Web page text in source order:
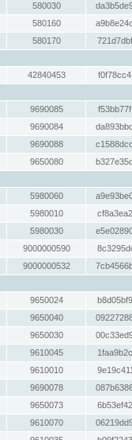
580030
580160
580170
42840453
9690085
9690084
9690088
9650080
5980060
5980010
5980030
9000000590
9000000532
9650024
9650040
9650030
9610045
9610010
9690078
9650073
9610070